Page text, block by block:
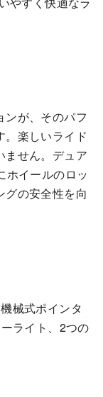
ンが、そのパフ
。楽しいライド
ません。デュア
ホイールのロッ
グの安全性を向
械式ポインタ
ライト、2つの